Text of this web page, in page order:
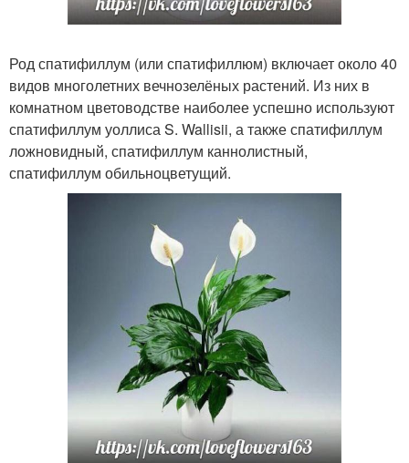
Род спатифиллум (или спатифиллюм) включает около 40
видов многолетних вечнозелёных растений. Из них в
комнатном цветоводстве наиболее успешно используют
спатифиллум уоллиса S. Wallisii, а также спатифиллум
ложновидный, спатифиллум каннолистный,
спатифиллум обильноцветущий.